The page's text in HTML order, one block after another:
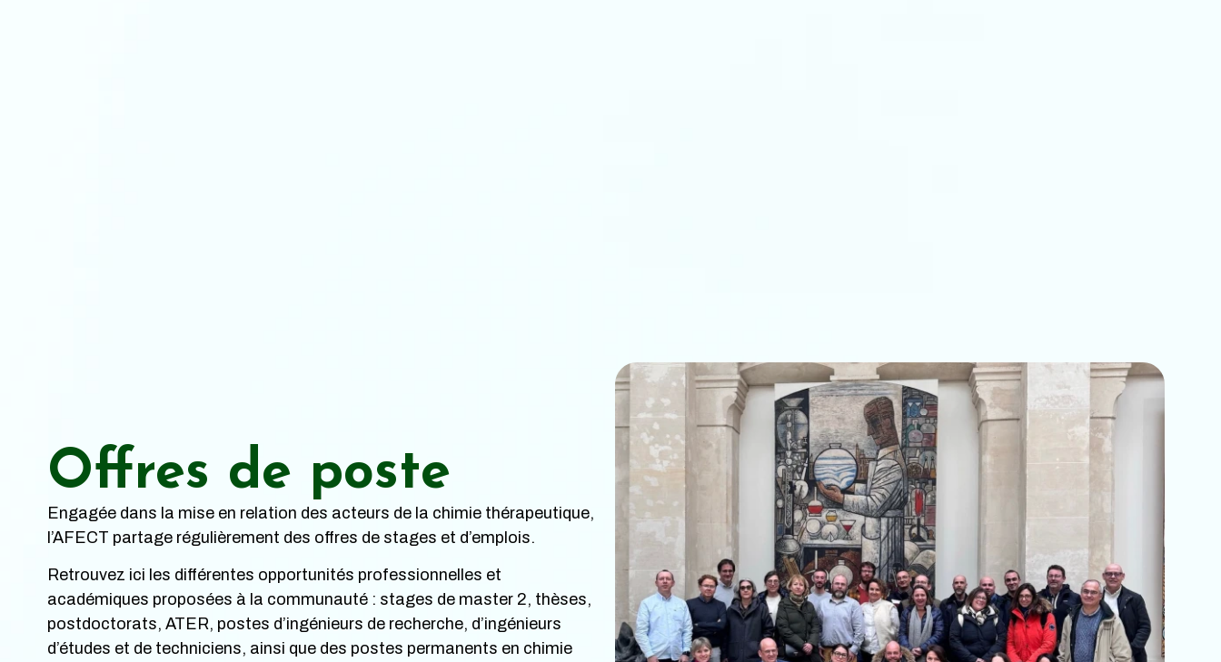
Offres de poste
Engagée dans la mise en relation des acteurs de la chimie thérapeutique,
l’AFECT partage régulièrement des offres de stages et d’emplois.
Retrouvez ici les différentes opportunités professionnelles et
académiques proposées à la communauté : stages de master 2, thèses,
postdoctorats, ATER, postes d’ingénieurs de recherche, d’ingénieurs
d’études et de techniciens, ainsi que des postes permanents en chimie